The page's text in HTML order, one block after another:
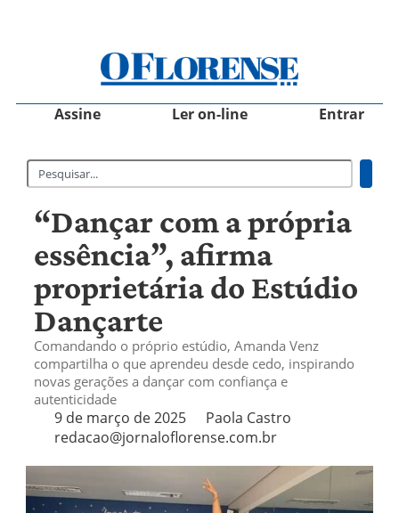
Assine Ler on-line Entrar
“Dançar com a própria
essência”, afirma
proprietária do Estúdio
Dançarte
Comandando o próprio estúdio, Amanda Venz
compartilha o que aprendeu desde cedo, inspirando
novas gerações a dançar com confiança e
autenticidade
9 de março de 2025
Paola Castro
redacao@jornaloflorense.com.br